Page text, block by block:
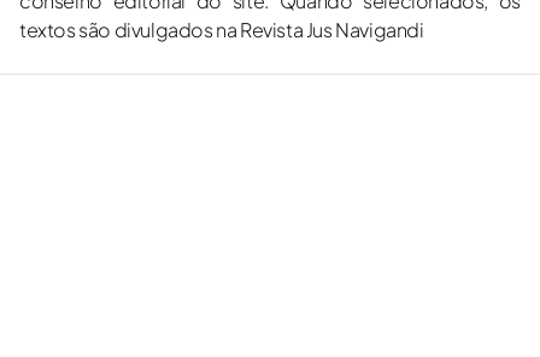
textos são divulgados na Revista Jus Navigandi